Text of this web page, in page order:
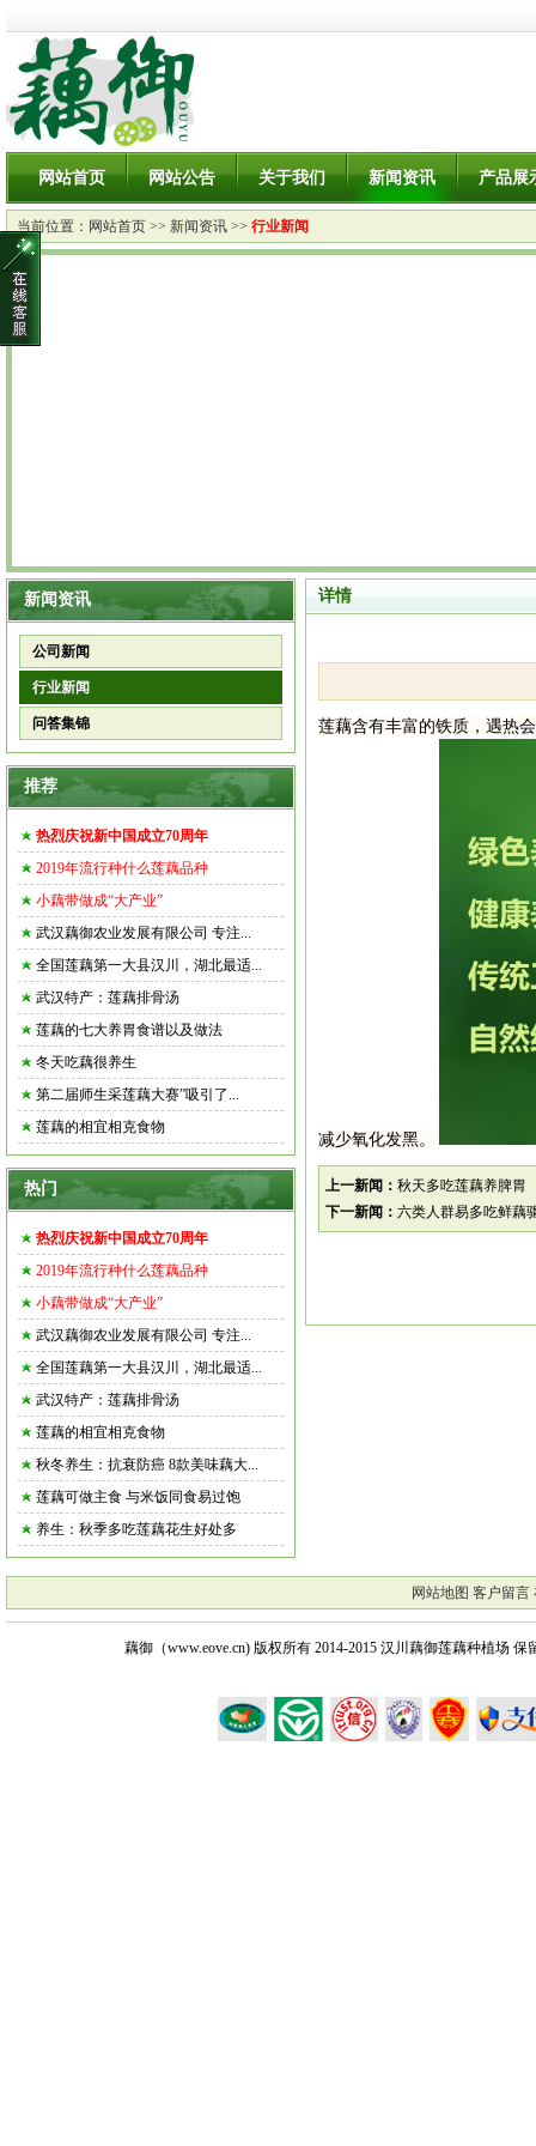
网站首页 网站公告 关于我们 新闻资讯 产品展
当前位置： 网站首页 >> 新闻资讯 >> 行业新闻
新闻资讯
公司新闻
行业新闻
问答集锦
推荐
热烈庆祝新中国成立70周年
2019年流行种什么莲藕品种
小藕带做成“大产业”
武汉藕御农业发展有限公司 专注...
全国莲藕第一大县汉川，湖北最适...
武汉特产：莲藕排骨汤
莲藕的七大养胃食谱以及做法
冬天吃藕很养生
第二届师生采莲藕大赛”吸引了...
莲藕的相宜相克食物
热门
热烈庆祝新中国成立70周年
2019年流行种什么莲藕品种
小藕带做成“大产业”
武汉藕御农业发展有限公司 专注...
全国莲藕第一大县汉川，湖北最适...
武汉特产：莲藕排骨汤
莲藕的相宜相克食物
秋冬养生：抗衰防癌 8款美味藕大...
莲藕可做主食 与米饭同食易过饱
养生：秋季多吃莲藕花生好处多
详情
莲藕含有丰富的铁质，遇热
减少氧化发黑。
上一新闻： 秋天多吃莲藕养脾胃
下一新闻： 六类人群易多吃鲜藕
网站地图 客户留言
藕御（www.eove.cn) 版权所有2014-2015 汉川藕御莲藕种植场 保